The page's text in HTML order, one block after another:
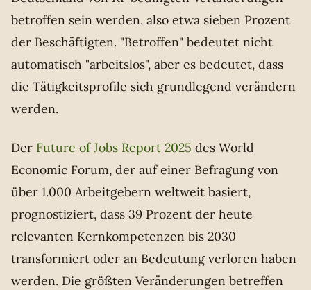
betroffen sein werden, also etwa sieben Prozent
der Beschäftigten. "Betroffen" bedeutet nicht
automatisch "arbeitslos", aber es bedeutet, dass
die Tätigkeitsprofile sich grundlegend verändern
werden.
Der Future of Jobs Report 2025 des World
Economic Forum, der auf einer Befragung von
über 1.000 Arbeitgebern weltweit basiert,
prognostiziert, dass 39 Prozent der heute
relevanten Kernkompetenzen bis 2030
transformiert oder an Bedeutung verloren haben
werden. Die größten Veränderungen betreffen